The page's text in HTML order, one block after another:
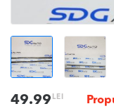
49.99 LEI